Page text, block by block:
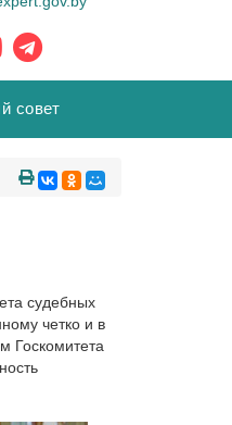
совет
судебных
четко и в
Госкомитета